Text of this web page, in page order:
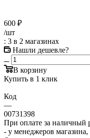
600 ₽
/шт
: 3 в 2 магазинах
Нашли дешевле?
В корзину
Купить в 1 клик
Код
—
00731398
При оплате за наличный
- у менеджеров магазина,